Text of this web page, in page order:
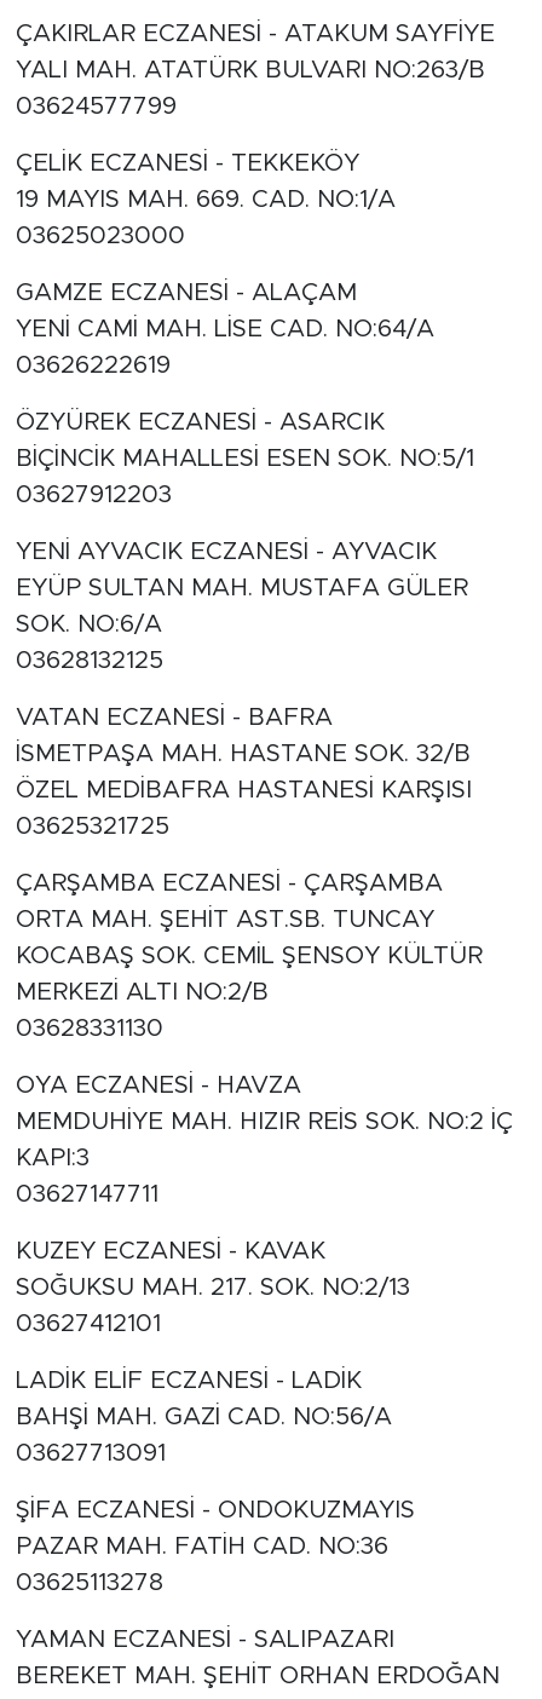
ÇAKIRLAR ECZANESİ - ATAKUM SAYFİYE
YALI MAH. ATATÜRK BULVARI NO:263/B
03624577799
ÇELİK ECZANESİ - TEKKEKÖY
19 MAYIS MAH. 669. CAD. NO:1/A
03625023000
GAMZE ECZANESİ - ALAÇAM
YENİ CAMİ MAH. LİSE CAD. NO:64/A
03626222619
ÖZYÜREK ECZANESİ - ASARCIK
BİÇİNCİK MAHALLESİ ESEN SOK. NO:5/1
03627912203
YENİ AYVACIK ECZANESİ - AYVACIK
EYÜP SULTAN MAH. MUSTAFA GÜLER
SOK. NO:6/A
03628132125
VATAN ECZANESİ - BAFRA
İSMETPAŞA MAH. HASTANE SOK. 32/B
ÖZEL MEDİBAFRA HASTANESİ KARŞISI
03625321725
ÇARŞAMBA ECZANESİ - ÇARŞAMBA
ORTA MAH. ŞEHİT AST.SB. TUNCAY
KOCABAŞ SOK. CEMİL ŞENSOY KÜLTÜR
MERKEZİ ALTI NO:2/B
03628331130
OYA ECZANESİ - HAVZA
MEMDUHİYE MAH. HIZIR REİS SOK. NO:2 İÇ
KAPI:3
03627147711
KUZEY ECZANESİ - KAVAK
SOĞUKSU MAH. 217. SOK. NO:2/13
03627412101
LADİK ELİF ECZANESİ - LADİK
BAHŞİ MAH. GAZİ CAD. NO:56/A
03627713091
ŞİFA ECZANESİ - ONDOKUZMAYIS
PAZAR MAH. FATİH CAD. NO:36
03625113278
YAMAN ECZANESİ - SALIPAZARI
BEREKET MAH. ŞEHİT ORHAN ERDOĞAN